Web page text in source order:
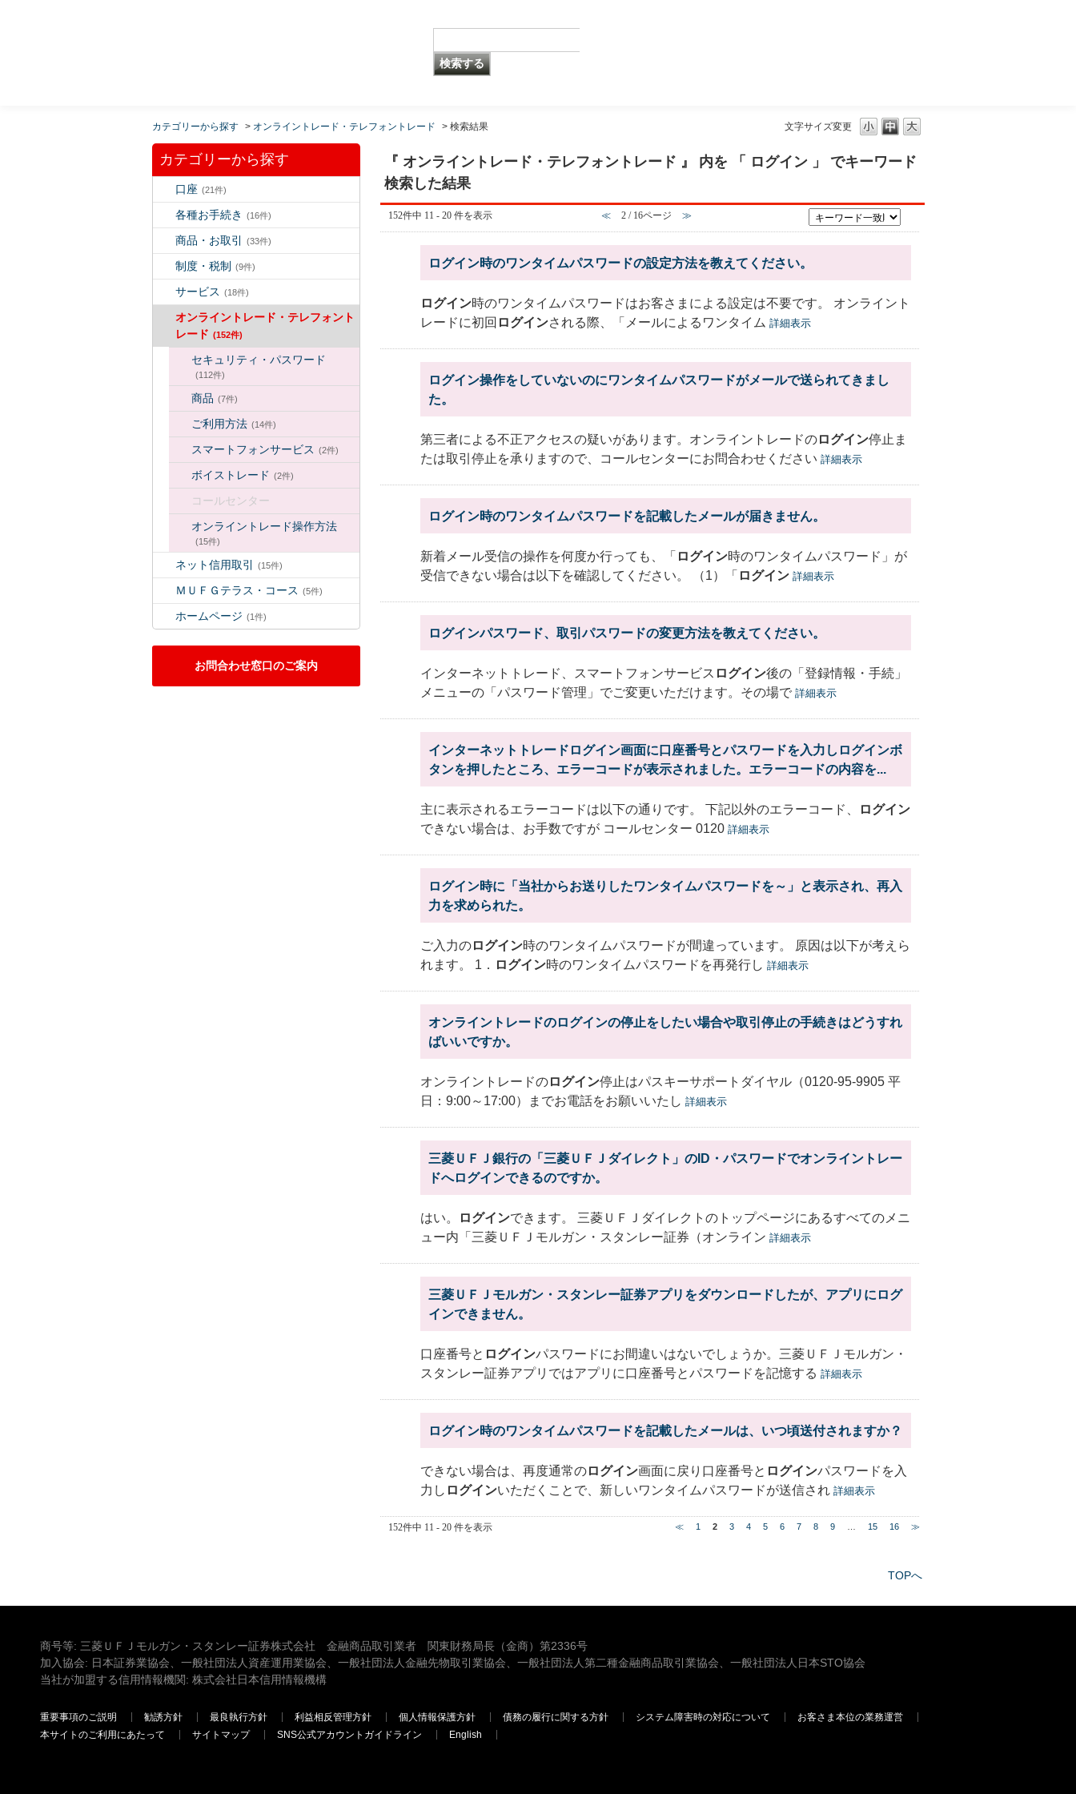
文字サイズ変更
カテゴリーから探す > オンライントレード・テレフォントレード > 検索結果
カテゴリーから探す
口座 (21件)
各種お手続き (16件)
商品・お取引 (33件)
制度・税制 (9件)
サービス (18件)
オンライントレード・テレフォント
レード (152件)
セキュリティ・パスワード
(112件)
商品 (7件)
ご利用方法 (14件)
スマートフォンサービス (2件)
ボイストレード (2件)
コールセンター
オンライントレード操作方法
(15件)
ネット信用取引 (15件)
ＭＵＦＧテラス・コース (5件)
ホームページ (1件)
お問合わせ窓口のご案内
『 オンライントレード・テレフォントレード 』 内を 「 ログイン 」 でキーワード
検索した結果
152件中 11 - 20 件を表示 ≪ 2 / 16ページ ≫
ログイン時のワンタイムパスワードの設定方法を教えてください。
ログイン時のワンタイムパスワードはお客さまによる設定は不要です。 オンライント
レードに初回 ログインされる際、「メールによるワンタイム 詳細表示
ログイン操作をしていないのにワンタイムパスワードがメールで送られてきまし
た。
第三者による不正アクセスの疑いがあります。オンライントレードのログイン停止ま
たは取引停止を承りますので、コールセンターにお問合わせください 詳細表示
ログイン時のワンタイムパスワードを記載したメールが届きません。
新着メール受信の操作を何度か行っても、「 ログイン時のワンタイムパスワード」が
受信できない場合は以下を確認してください。 （1）「 ログイン 詳細表示
ログインパスワード、取引パスワードの変更方法を教えてください。
インターネットトレード、スマートフォンサービス ログイン後の「登録情報・手続」
メニューの「パスワード管理」でご変更いただけます。その場で 詳細表示
インターネットトレードログイン画面に口座番号とパスワードを入力しログインボ
タンを押したところ、エラーコードが表示されました。エラーコードの内容を...
主に表示されるエラーコードは以下の通りです。 下記以外のエラーコード、
ログイン
できない場合は、お手数ですが コールセンター 0120 詳細表示
ログイン時に「当社からお送りしたワンタイムパスワードを～」と表示され、再入
力を求められた。
ご入力のログイン時のワンタイムパスワードが間違っています。 原因は以下が考えら
れます。 1． ログイン時のワンタイムパスワードを再発行し 詳細表示
オンライントレードのログインの停止をしたい場合や取引停止の手続きはどうすれ
ばいいですか。
オンライントレードのログイン停止はパスキーサポートダイヤル（0120-95-9905 平
日：9:00～17:00）までお電話をお願いいたし 詳細表示
三菱ＵＦＪ銀行の「三菱ＵＦＪダイレクト」のID・パスワードでオンライントレー
ドへログインできるのですか。
はい。 ログインできます。 三菱ＵＦＪダイレクトのトップページにあるすべてのメニ
ュー内「三菱ＵＦＪモルガン・スタンレー証券（オンライン 詳細表示
三菱ＵＦＪモルガン・スタンレー証券アプリをダウンロードしたが、アプリにログ
インできません。
口座番号と ログインパスワードにお間違いはないでしょうか。三菱ＵＦＪモルガン・
スタンレー証券アプリではアプリに口座番号とパスワードを記憶する 詳細表示
ログイン時のワンタイムパスワードを記載したメールは、いつ頃送付されますか？
できない場合は、再度通常のログイン画面に戻り口座番号と ログインパスワードを入
力し ログインいただくことで、新しいワンタイムパスワードが送信され 詳細表示
152件中 11 - 20 件を表示 ≪ 1 2 3 4 5 6 7 8 9 15 16 ≫
TOPへ
商号等: 三菱ＵＦＪモルガン・スタンレー証券株式会社 金融商品取引業者 関東財務局長（金商）第2336号
加入協会: 日本証券業協会、一般社団法人資産運用業協会、一般社団法人金融先物取引業協会、一般社団法人第二種金融商品取引業協会、一般社団法人日本STO協会
当社が加盟する信用情報機関: 株式会社日本信用情報機構
重要事項のご説明 勧誘方針 最良執行方針 利益相反管理方針 個人情報保護方針 債務の履行に関する方針 システム障害時の対応について
お客さま本位の業務運営
本サイトのご利用にあたって
サイトマップ SNS公式アカウントガイドライン English